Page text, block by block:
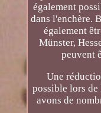
également
dans l'enchère.
également
Münster,
peuvent
Une
possible lors de
avons de